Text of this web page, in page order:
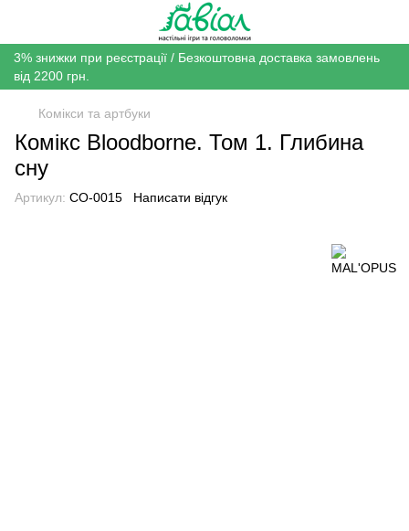
3% знижки при реєстрації / Безкоштовна доставка замовлень
від 2200 грн.
Комікси та артбуки
Комікс Bloodborne. Том 1. Глибина
сну
Артикул: CO-0015 Написати відгук